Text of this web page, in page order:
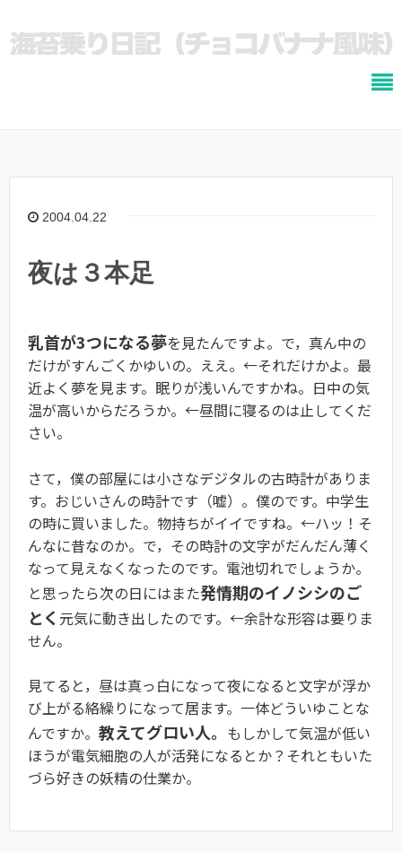
2004.04.22
夜は３本足
乳首が3つになる夢を見たんですよ。で，真ん中の
だけがすんごくかゆいの。ええ。←それだけかよ。最
近よく夢を見ます。眠りが浅いんですかね。日中の気
温が高いからだろうか。←昼間に寝るのは止してくだ
さい。
さて，僕の部屋には小さなデジタルの古時計がありま
す。おじいさんの時計です（嘘）。僕のです。中学生
の時に買いました。物持ちがイイですね。←ハッ！そ
んなに昔なのか。で，その時計の文字がだんだん薄く
なって見えなくなったのです。電池切れでしょうか。
と思ったら次の日にはまた発情期のイノシシのご
とく 元気に動き出したのです。←余計な形容は要りま
せん。
見てると，昼は真っ白になって夜になると文字が浮か
び上がる絡繰りになって居ます。一体どういゆことな
んですか。 教えてグロい人。 もしかして気温が低い
ほうが電気細胞の人が活発になるとか？それともいた
づら好きの妖精の仕業か。